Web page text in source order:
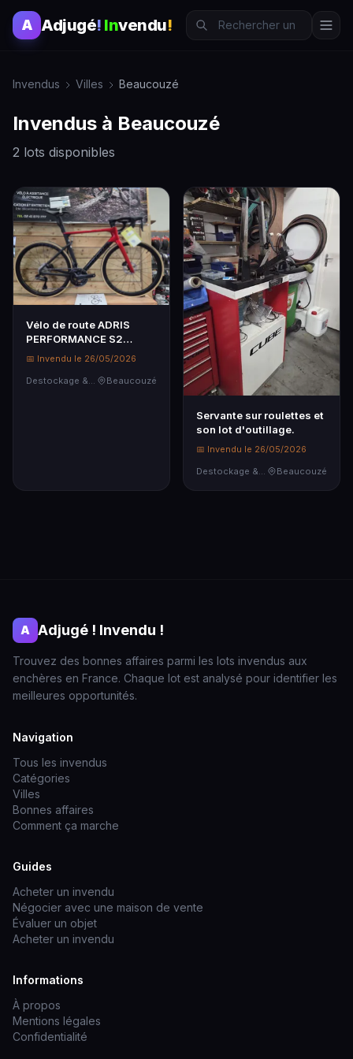
A Adjugé! Invendu!
Invendus Villes Beaucouzé
Invendus à Beaucouzé
2 lots disponibles
Vélo de route ADRIS
PERFORMANCE S2
ROUGE ULTÉGRA DI2
📅 Invendu le 26/05/2026
Beaucouzé
Servante sur roulettes et
son lot d'outillage.
📅 Invendu le 26/05/2026
Destockage & Invendus
Beaucouzé
A Adjugé ! Invendu !
Trouvez des bonnes affaires parmi les lots invendus aux
enchères en France. Chaque lot est analysé pour identifier les
meilleures opportunités.
Navigation
Tous les invendus
Catégories
Villes
Bonnes affaires
Comment ça marche
Guides
Acheter un invendu
Négocier avec une maison de vente
Évaluer un objet
Acheter un invendu
Informations
À propos
Mentions légales
Confidentialité